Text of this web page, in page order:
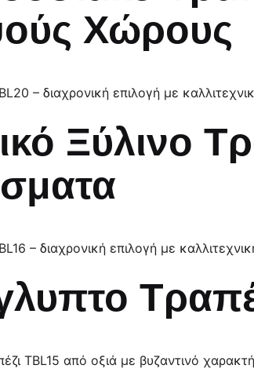
Χώρους
– διαχρονική επιλογή με
Ξύλινο
– διαχρονική επιλογή με
TBL15 από οξιά με βυζαντινό